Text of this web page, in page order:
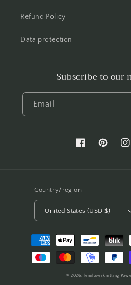
Refund Policy
Data protection
Subscribe to our
Email
FacebookPinterest
Country/region
United States (USD $)
Payment
methods
© 2026, lenalovesknitting